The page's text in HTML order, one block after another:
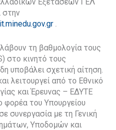
στην
τη βαθμολογία τους
στο κινητό τους
υποβάλει σχετική αίτηση.
λειτουργεί από το Εθνικό
και Έρευνας – ΕΔΥΤΕ
φορέα του Υπουργείου
συνεργασία με τη Γενική
Υποδομών και